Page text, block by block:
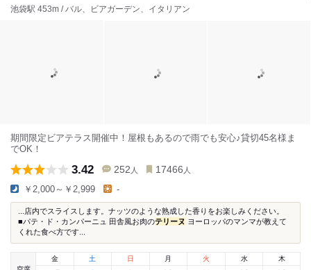
池袋駅 453m / バル、ビアガーデン、イタリアン
期間限定ビアテラス開催中！屋根もあるので雨でも安心♪貸切45名様ま
でOK！
3.42 252 人 17466 人
￥2,000～￥2,999 -
...店内でスライスします。ナッツのような熟成した香りをお楽しみください。
■パテ・ド・カンパーニュ 田舎風お肉のテリーヌ ヨーロッパのマンマが教えて
くれた食べ方です...
金
土 日 月 火 水 木